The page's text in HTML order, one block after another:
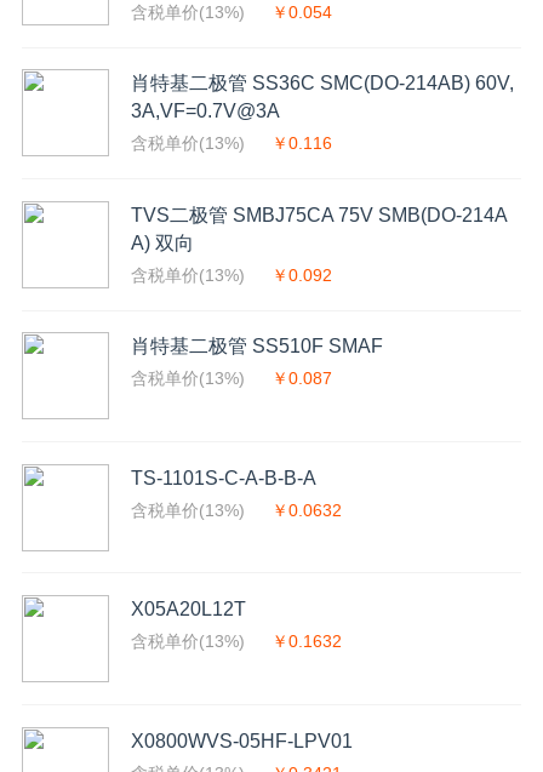
含税单价(13%) ￥0.054
肖特基二极管 SS36C SMC(DO-214AB) 60V,
3A,VF=0.7V@3A
含税单价(13%) ￥0.116
TVS二极管 SMBJ75CA 75V SMB(DO-214A
A) 双向
含税单价(13%) ￥0.092
肖特基二极管 SS510F SMAF
含税单价(13%) ￥0.087
TS-1101S-C-A-B-B-A
含税单价(13%) ￥0.0632
X05A20L12T
含税单价(13%) ￥0.1632
X0800WVS-05HF-LPV01